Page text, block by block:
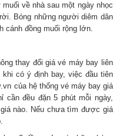
về nhà sau một ngày nhọc
Bóng những người diêm dân
cánh đồng muối rộng lớn.
thay đổi giá vé máy bay liên
có ý định bay, việc đầu tiên
của hệ thống vé máy bay giá
cần đều đặn 5 phút mỗi ngày,
nào. Nếu chưa tìm được giá